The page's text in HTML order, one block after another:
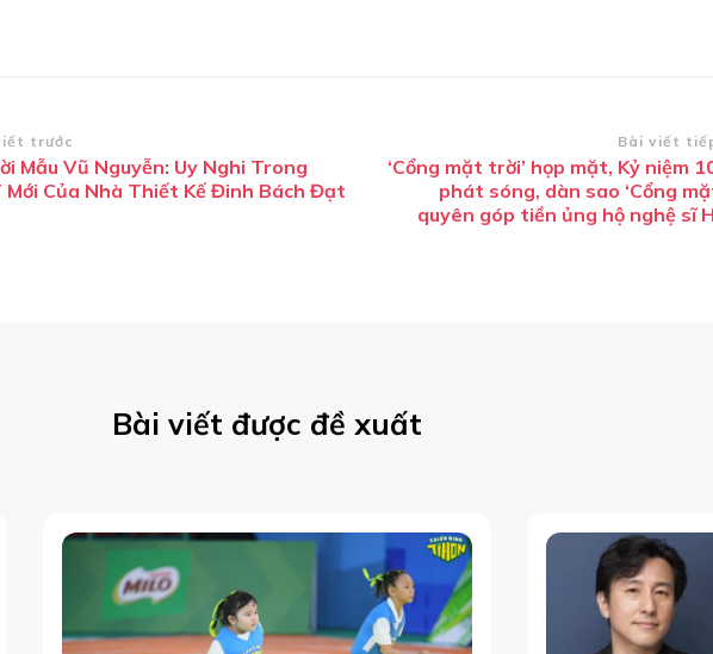
trước
Mẫu Vũ Nguyễn: Uy Nghi Trong
Mới Của Nhà Thiết Kế Đinh Bách Đạt
Bài viết
‘Cổng mặt trời’ họp mặt, Kỷ niệm
phát sóng, dàn sao ‘Cổng
quyên góp tiền ủng hộ nghệ sĩ
Bài viết được đề xuất